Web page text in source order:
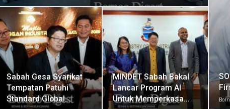
Sabah Gesa Syarikat
Tempatan Patuhi
Standard Global…
MINDET Sabah Bakal
Lancar Program AI
Untuk Memperkasa…